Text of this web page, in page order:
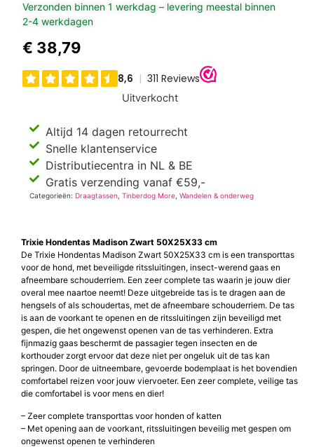
Verzonden binnen 1 werkdag – levering meestal binnen
2-4 werkdagen
€ 38,79
Uitverkocht
Altijd 14 dagen retourrecht
Snelle klantenservice
Distributiecentra in NL & BE
Gratis verzending vanaf €59,-
Categorieën:Draagtassen ,Tinberdog More ,Wandelen & onderweg
Trixie Hondentas Madison Zwart 50X25X33 cm
De Trixie Hondentas Madison Zwart 50X25X33 cm is een transporttas
voor de hond, met beveiligde ritssluitingen, insect-werend gaas en
afneembare schouderriem. Een zeer complete tas waarin je jouw dier
overal mee naartoe neemt! Deze uitgebreide tas is te dragen aan de
hengsels of als schoudertas, met de afneembare schouderriem. De tas
is aan de voorkant te openen en de ritssluitingen zijn beveiligd met
gespen, die het ongewenst openen van de tas verhinderen. Extra
fijnmazig gaas beschermt de passagier tegen insecten en de
korthouder zorgt ervoor dat deze niet per ongeluk uit de tas kan
springen. Door de uitneembare, gevoerde bodemplaat is het bovendien
comfortabel reizen voor jouw viervoeter. Een zeer complete, veilige tas
die comfortabel is voor mens en dier!
– Zeer complete transporttas voor honden of katten
– Met opening aan de voorkant, ritssluitingen beveilig met gespen om
ongewenst openen te verhinderen